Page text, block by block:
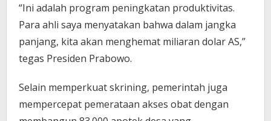
“Ini adalah program peningkatan produktivitas.
Para ahli saya menyatakan bahwa dalam jangka
panjang, kita akan menghemat miliaran dolar AS,”
tegas Presiden Prabowo.
Selain memperkuat skrining, pemerintah juga
mempercepat pemerataan akses obat dengan